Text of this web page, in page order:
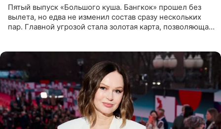
Пятый выпуск «Большого куша. Бангкок» прошел без
вылета, но едва не изменил состав сразу нескольких
пар. Главной угрозой стала золотая карта, позволяющая